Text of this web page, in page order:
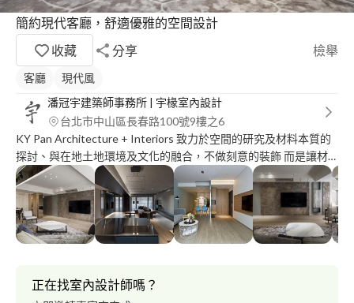
簡約現代客廳，舒適優雅的空間設計
收藏
分享 檢舉
客廳
現代風
潘冠宇建築師事務所 | 宇椽室內設計
台北市中山區長春路100號9樓之6
KY Pan Architecture + Interiors 致力於空間的研究及材料本質的
探討、與在地土地環境及文化的融合，不做刻意的裝飾 而是讓材
料及所形塑的空間來說話~ 建築師及設計師提供專業的設計規劃，
風格、美學建議及法規、結構、施工細節及施工許可申請...等專業
服務~
正在找室內設計師嗎？